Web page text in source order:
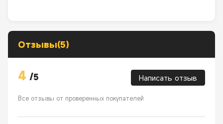
Отзывы(5)
4 /5 Написать отзыв
Все отзывы от проверенных покупателей